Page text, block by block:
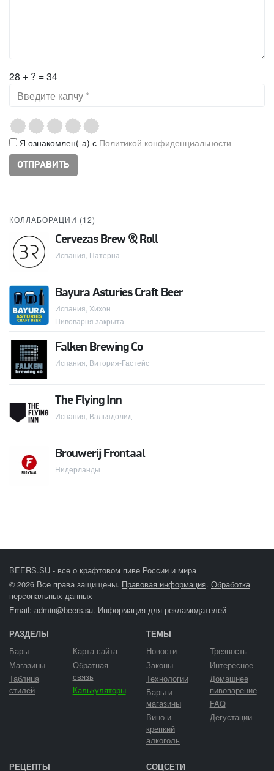
28 + ? = 34
Я ознакомлен(-а) с Политикой конфиденциальности
КОЛЛАБОРАЦИИ (12)
Cervezas Brew & Roll
Испания, Патерна
Bayura Asturies Craft Beer
Испания, Хихон
Пивоварня закрыта
Falken Brewing Co
Испания, Витория-Гастейс
The Flying Inn
Испания, Вальядолид
Brouwerij Frontaal
Нидерланды
BEERS.SU - все о крафтовом пиве России и мира
© 2026 Все права защищены. Правовая информация. Обработка
персональных данных
Email: admin@beers.su. Информация для рекламодателей
РАЗДЕЛЫ
Бары
Магазины
Таблица
стилей
Карта сайта
Обратная
связь
Калькуляторы
ТЕМЫ
Новости
Законы
Технологии
Бары и
магазины
Вино и
крепкий
алкоголь
Трезвость
Интересное
Домашнее
пивоварение
FAQ
Дегустации
РЕЦЕПТЫ СОЦСЕТИ